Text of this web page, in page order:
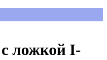
ложкой I-